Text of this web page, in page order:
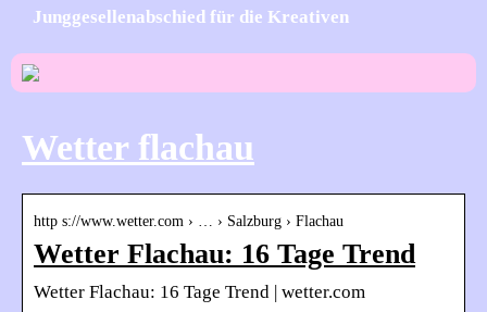
Junggesellenabschied für die Kreativen
Wetter flachau
http s://www.wetter.com › … › Salzburg › Flachau
Wetter Flachau: 16 Tage Trend
Wetter Flachau: 16 Tage Trend | wetter.com